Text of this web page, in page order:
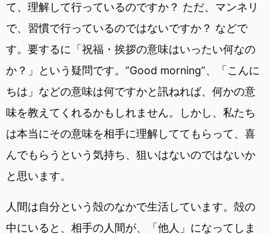
て、理解して行っているのですか？ ただ、マンネリ
で、習慣で行っているのではないですか？ などで
す。要するに「祝福・挨拶の意味はいったい何なの
か？」という疑問です。”Good morning”、「こんに
ちは」などの意味は何ですかと訊ねれば、何かの意
味を教えてくれるかもしれません。しかし、私たち
は本当にその意味を相手に理解しててもらって、喜
んでもらうという気持ち、狙いはないのではないか
と思います。
人間は自分という殻のなかで生活しています。殻の
中にいると、相手の人間が、「他人」になってしま